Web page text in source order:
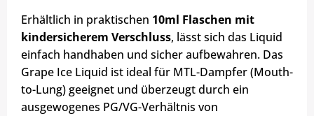
Erhältlich in praktischen 10ml Flaschen mit
kindersicherem Verschluss, lässt sich das Liquid
einfach handhaben und sicher aufbewahren. Das
Grape Ice Liquid ist ideal für MTL-Dampfer (Mouth-
to-Lung) geeignet und überzeugt durch ein
ausgewogenes PG/VG-Verhältnis von